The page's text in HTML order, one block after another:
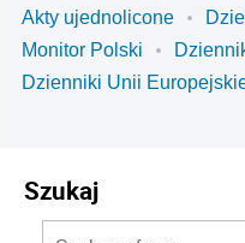
Akty ujednolicone
Monitor Polski
Dzienniki Unii
Szukaj